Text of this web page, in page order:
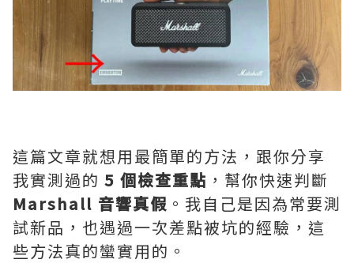
這篇文章就想用最簡單的方法，跟你分享
我實測過的 5 個檢查重點 ，幫你快速判斷
Marshall 音響真假 。我自己是因為常要測
試新品，也遇過一次差點被坑的經驗，這
些方法真的蠻實用的。